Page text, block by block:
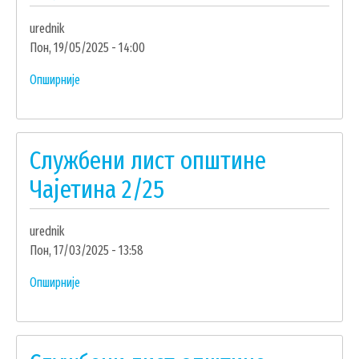
urednik
Пон, 19/05/2025 - 14:00
Опширније
лист
општине
Чајетина
Службени лист општине
Чајетина 2/25
urednik
Пон, 17/03/2025 - 13:58
Опширније
лист
општине